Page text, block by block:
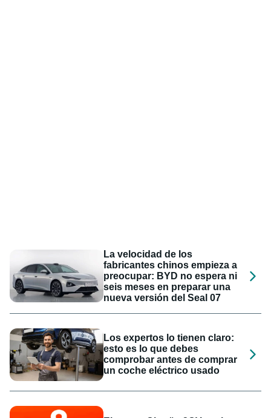
La velocidad de los
fabricantes chinos empieza a
preocupar: BYD no espera ni
seis meses en preparar una
nueva versión del Seal 07
Los expertos lo tienen claro:
esto es lo que debes
comprobar antes de comprar
un coche eléctrico usado